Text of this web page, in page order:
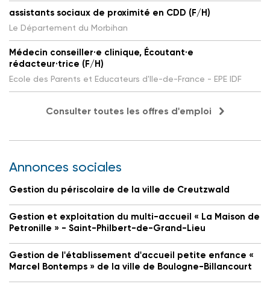
assistants sociaux de proximité en CDD (F/H)
Le Département du Morbihan
Médecin conseiller·e clinique, Écoutant·e
rédacteur·trice (F/H)
Ecole des Parents et Educateurs d'Ile-de-France - EPE IDF
Consulter toutes les offres d'emploi
Annonces sociales
Gestion du périscolaire de la ville de Creutzwald
Gestion et exploitation du multi-accueil « La Maison de
Petronille » - Saint-Philbert-de-Grand-Lieu
Gestion de l'établissement d'accueil petite enfance «
Marcel Bontemps » de la ville de Boulogne-Billancourt